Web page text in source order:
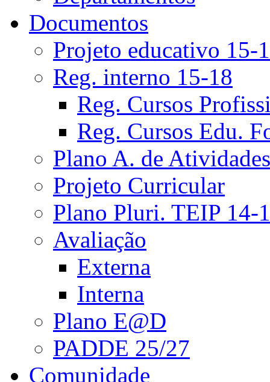
Documentos
Projeto educativo 15-
Reg. interno 15-18
Reg. Cursos
Reg. Cursos Edu.
Plano A. de Atividades
Projeto Curricular
Plano Pluri. TEIP 14-
Avaliação
Externa
Interna
Plano E@D
PADDE 25/27
Comunidade